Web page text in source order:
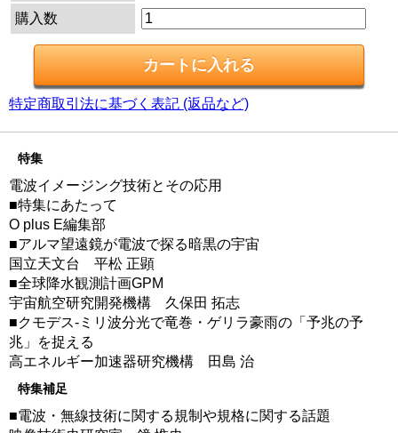
購入数
特定商取引法に基づく表記 (返品など)
特集
電波イメージング技術とその応用
■特集にあたって
O plus E編集部
■アルマ望遠鏡が電波で探る暗黒の宇宙
国立天文台 平松 正顕
■全球降水観測計画GPM
宇宙航空研究開発機構 久保田 拓志
■クモデス-ミリ波分光で竜巻・ゲリラ豪雨の「予兆の予
兆」を捉える
高エネルギー加速器研究機構 田島 治
特集補足
■電波・無線技術に関する規制や規格に関する話題